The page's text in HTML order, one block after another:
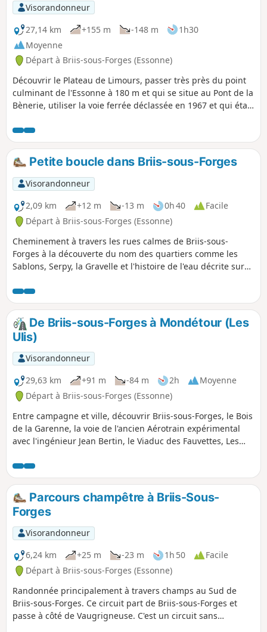
Visorandonneur
27,14 km
+155 m -148 m
1h30
Moyenne
Départ à Briis-sous-Forges (Essonne)
Découvrir le Plateau de Limours, passer très près du point
culminant de l'Essonne à 180 m et qui se situe au Pont de la
Bènerie, utiliser la voie ferrée déclassée en 1967 et qui était
de Saint-Rémy-lès-Chevreuse à Limours en passant
notamment par Boullay-les-Troux avec la traversée du Bois
de Montabé.
Petite boucle dans Briis-sous-Forges
Visorandonneur
2,09 km
+12 m -13 m 0h 40
Facile
Départ à Briis-sous-Forges (Essonne)
Cheminement à travers les rues calmes de Briis-sous-
Forges à la découverte du nom des quartiers comme les
Sablons, Serpy, la Gravelle et l'histoire de l'eau décrite sur
Chemin de Serpy à main droite.
De Briis-sous-Forges à Mondétour (Les
Ulis)
Visorandonneur
29,63 km
+91 m -84 m 2h
Moyenne
Départ à Briis-sous-Forges (Essonne)
Entre campagne et ville, découvrir Briis-sous-Forges, le Bois
de la Garenne, la voie de l'ancien Aérotrain expérimental
avec l'ingénieur Jean Bertin, le Viaduc des Fauvettes, Les
Le Corbusier.
Parcours champêtre à Briis-Sous-
Forges
Visorandonneur
6,24 km
+25 m -23 m 1h 50
Facile
Départ à Briis-sous-Forges (Essonne)
Randonnée principalement à travers champs au Sud de
Briis-sous-Forges. Ce circuit part de Briis-sous-Forges et
passe à côté de Vaugrigneuse. C'est un circuit sans